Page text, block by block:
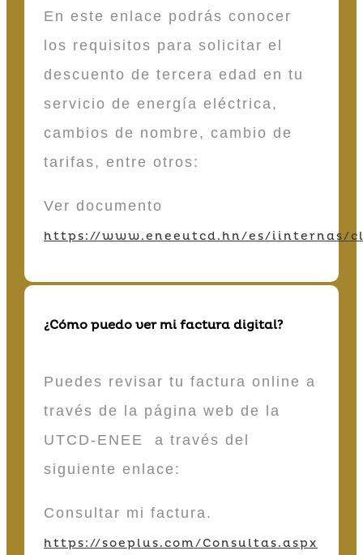
En este enlace podrás conocer
los requisitos para solicitar el
descuento de tercera edad en tu
servicio de energía eléctrica,
cambios de nombre, cambio de
tarifas, entre otros:
Ver documento
https://www.eneeutcd.hn/es/iinternas/
¿Cómo puedo ver mi factura digital?
Puedes revisar tu factura online a
través de la página web de la
UTCD-ENEE a través del
siguiente enlace:
Consultar mi factura.
https://soeplus.com/Consultas.aspx